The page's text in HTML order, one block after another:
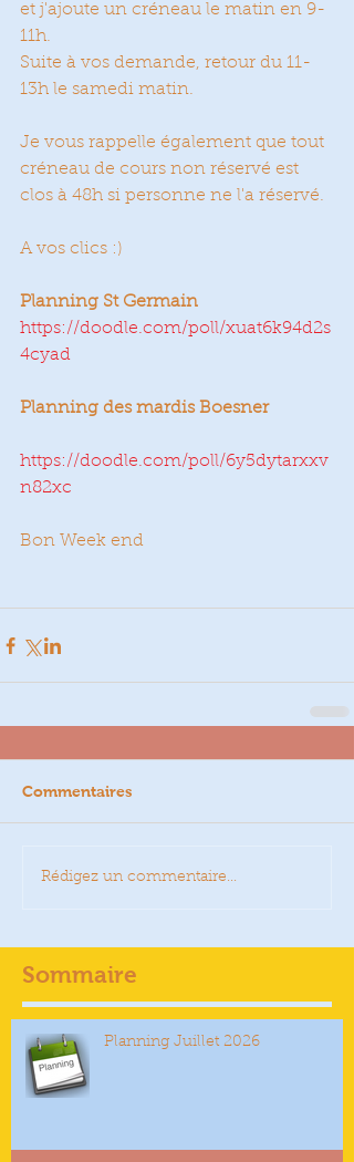
et j'ajoute un créneau le matin en 9-
11h.
Suite à vos demande, retour du 11-
13h le samedi matin.
Je vous rappelle également que tout
créneau de cours non réservé est
clos à 48h si personne ne l'a réservé.
A vos clics :)
Planning St Germain
https://doodle.com/poll/xuat6k94d2s
4cyad
Planning des mardis Boesner
https://doodle.com/poll/6y5dytarxxv
n82xc
Bon Week end
Commentaires
Rédigez un commentaire...
Sommaire
Planning Juillet 2026